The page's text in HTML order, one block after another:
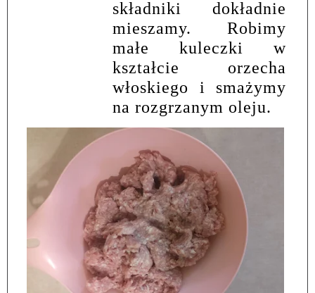
składniki dokładnie
mieszamy. Robimy
małe kuleczki w
kształcie orzecha
włoskiego i smażymy
na rozgrzanym oleju.